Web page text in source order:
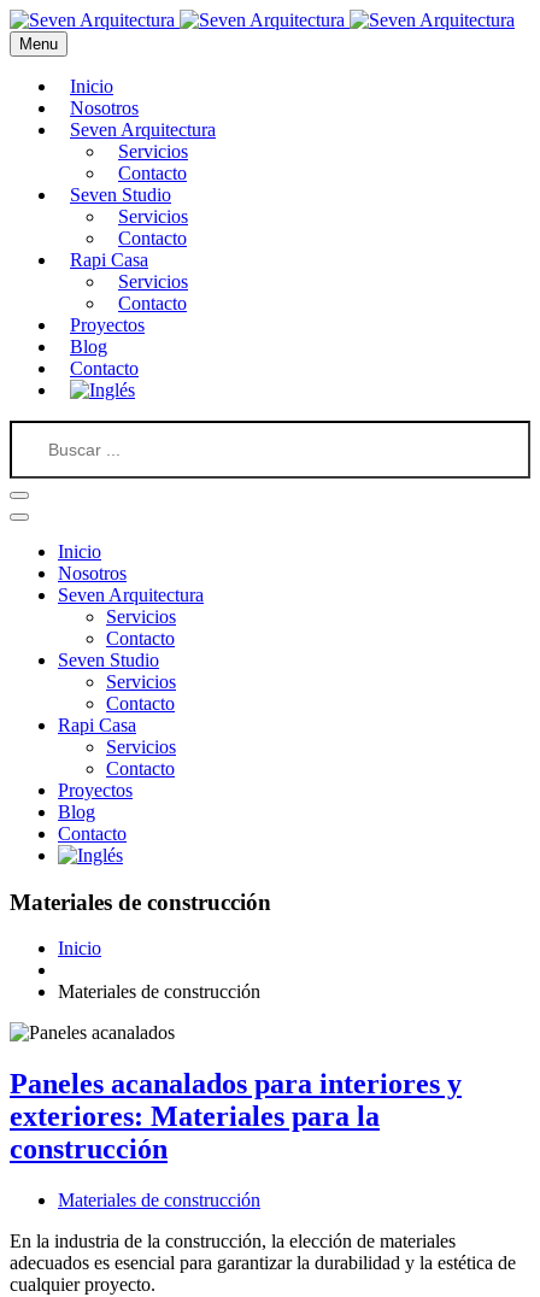
Menu
Inicio
Nosotros
Seven Arquitectura
Servicios
Contacto
Seven Studio
Servicios
Contacto
Rapi Casa
Servicios
Contacto
Proyectos
Blog
Contacto
Inicio
Nosotros
Seven Arquitectura
Servicios
Contacto
Seven Studio
Servicios
Contacto
Rapi Casa
Servicios
Contacto
Proyectos
Blog
Contacto
Materiales de construcción
Inicio
Materiales de construcción
Paneles acanalados para interiores y
exteriores: Materiales para la
construcción
Materiales de construcción
En la industria de la construcción, la elección de materiales
adecuados es esencial para garantizar la durabilidad y la estética de
cualquier proyecto.